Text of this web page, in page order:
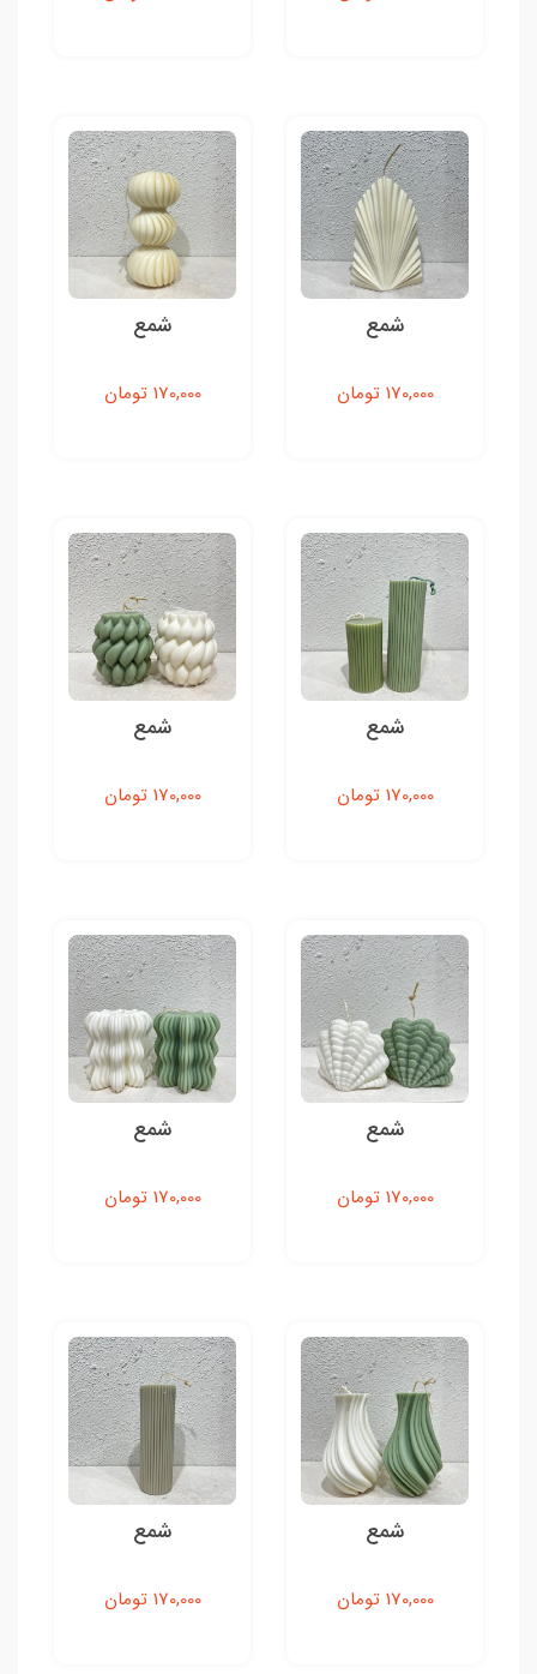
شمع
170,000 تومان
شمع
170,000 تومان
شمع
170,000 تومان
شمع
170,000 تومان
شمع
170,000 تومان
شمع
170,000 تومان
شمع
170,000 تومان
شمع
170,000 تومان